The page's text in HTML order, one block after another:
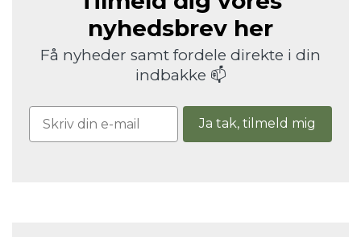
nyhedsbrev her
Få nyheder samt fordele direkte i din
indbakke 📫
Ja tak, tilmeld mig